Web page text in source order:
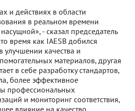
и ​​действиях в области
в реальном времени
- сказал председатель
время как IAESB добился
улучшении качества и
материалов, другая
в себе разработку стандартов,
более эффективное
профессиональных
и мониторинг соответствия,
влияние на качество